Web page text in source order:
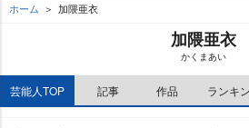
ホーム 加隈亜衣
加隈亜衣
かくまあい
芸能人TOP 記事 作品 ランキ